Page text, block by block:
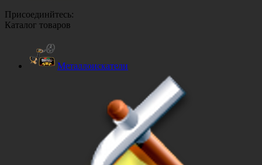
Присоединйтесь:
Каталог товаров
Металлоискатели